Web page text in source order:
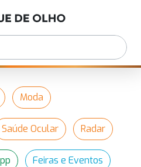
Moda
Saúde Ocular Radar
Feiras e Eventos